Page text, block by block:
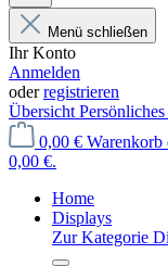
Menü schließen
Ihr Konto
Anmelden
oderregistrieren
Übersicht
0,00 € Warenkorb
0,00 €.
Home
Displays
Zur Kategorie